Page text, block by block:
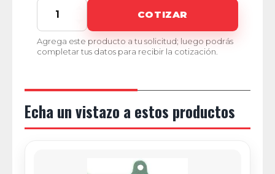
401073
quantity
COTIZAR
Agrega este producto a tu solicitud; luego podrás
completar tus datos para recibir la cotización.
Echa un vistazo a estos productos